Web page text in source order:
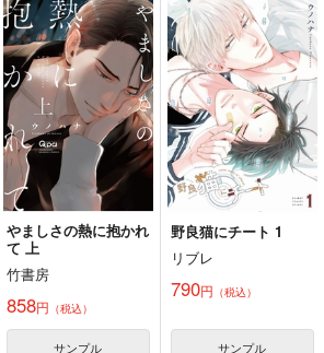
やましさの熱に抱かれ
て 上
竹書房
858円 （税込）
サンプル
野良猫にチート 1
リブレ
790円 （税込）
サンプル